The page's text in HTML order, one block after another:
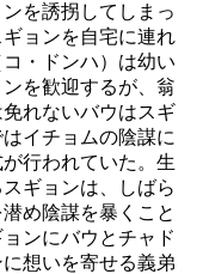
を誘拐してしまっ
ョンを自宅に連れ
・ドンハ）は幼い
を歓迎するが、翁
れないバウはスギ
イチョムの陰謀に
行われていた。生
ギョンは、しばら
め陰謀を暴くこと
ンにバウとチャド
想いを寄せる義弟